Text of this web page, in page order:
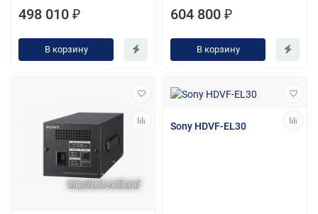
498 010 ₽
В корзину
604 800 ₽
В корзину
Sony HDVF-EL30